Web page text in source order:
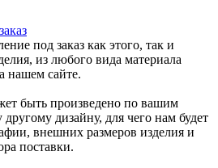
под заказ как этого, так и
из любого вида материала
нашем сайте.
быть произведено по вашим
дизайну, для чего нам будет
внешних размеров изделия и
поставки.